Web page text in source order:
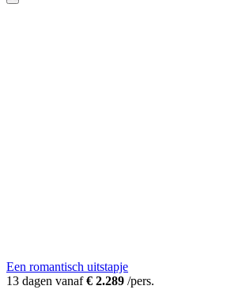
Een romantisch uitstapje
13 dagen vanaf€ 2.289 /pers.